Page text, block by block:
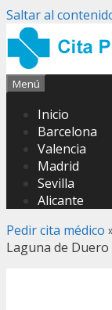
Saltar al
Menú
Inicio
Barcelona
Valencia
Madrid
Sevilla
Alicante
Pedir cita médico
Laguna de Duero